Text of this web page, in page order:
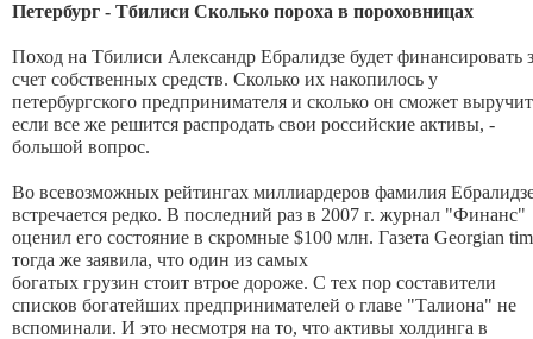
Петербург - Тбилиси Сколько пороха в пороховницах
Поход на Тбилиси Александр Ебралидзе будет финансировать
счет собственных средств. Сколько их накопилось у
петербургского предпринимателя и сколько он сможет
если все же решится распродать свои российские активы, -
большой вопрос.
Во всевозможных рейтингах миллиардеров фамилия
встречается редко. В последний раз в 2007 г. журнал "Финанс"
оценил его состояние в скромные $100 млн. Газета Georgian
тогда же заявила, что один из самых
богатых грузин стоит втрое дороже. С тех пор составители
списков богатейших предпринимателей о главе "Талиона" не
вспоминали. И это несмотря на то, что активы холдинга в